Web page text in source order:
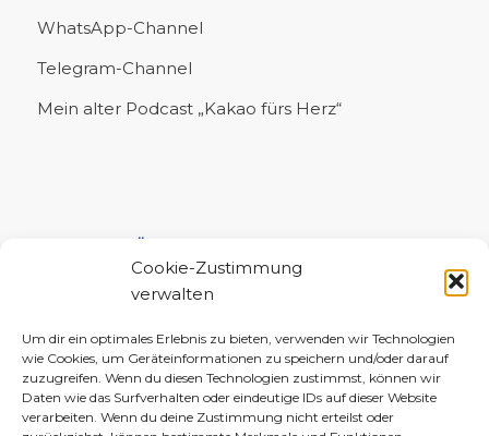
Cookie-Zustimmung
verwalten
Um dir ein optimales Erlebnis zu bieten, verwenden wir Technologien
wie Cookies, um Geräteinformationen zu speichern und/oder darauf
zuzugreifen. Wenn du diesen Technologien zustimmst, können wir
Daten wie das Surfverhalten oder eindeutige IDs auf dieser Website
verarbeiten. Wenn du deine Zustimmung nicht erteilst oder
WhatsApp-Channel
Telegram-Channel
Mein alter Podcast „Kakao fürs Herz“